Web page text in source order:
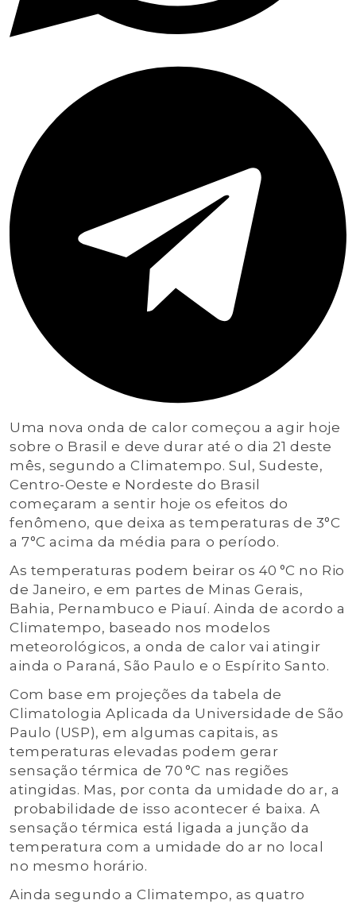
Uma nova onda de calor começou a agir hoje
sobre o Brasil e deve durar até o dia 21 deste
mês, segundo a Climatempo. Sul, Sudeste,
Centro-Oeste e Nordeste do Brasil
começaram a sentir hoje os efeitos do
fenômeno, que deixa as temperaturas de 3°C
a 7°C acima da média para o período.
As temperaturas podem beirar os 40 °C no Rio
de Janeiro, e em partes de Minas Gerais,
Bahia, Pernambuco e Piauí. Ainda de acordo a
Climatempo, baseado nos modelos
meteorológicos, a onda de calor vai atingir
ainda o Paraná, São Paulo e o Espírito Santo.
Com base em projeções da tabela de
Climatologia Aplicada da Universidade de São
Paulo (USP), em algumas capitais, as
temperaturas elevadas podem gerar
sensação térmica de 70 °C nas regiões
atingidas. Mas, por conta da umidade do ar, a
probabilidade de isso acontecer é baixa. A
sensação térmica está ligada a junção da
temperatura com a umidade do ar no local
no mesmo horário.
Ainda segundo a Climatempo, as quatro